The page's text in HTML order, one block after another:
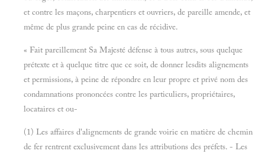
et contre les maçons, charpentiers et ouvriers, de pareille amende, et
même de plus grande peine en cas de récidive.
« Fait pareillement Sa Majesté défense à tous autres, sous quelque
prétexte et à quelque titre que ce soit, de donner lesdits alignements
et permissions, à peine de répondre en leur propre et privé nom des
condamnations prononcées contre les particuliers, propriétaires,
locataires et ou-
(1) Les affaires d'alignements de grande voirie en matière de chemin
de fer rentrent exclusivement dans les attributions des préfets. - Les